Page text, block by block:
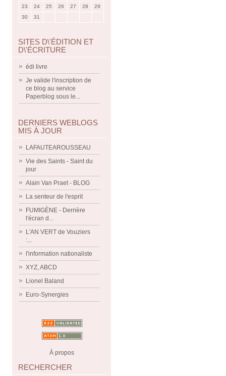
23
24 25 26 27 28
29
30
31
SITES D\'ÉDITION ET
D\'ÉCRITURE
édi livre
Je valide l'inscription de
ce blog au service
Paperblog sous le...
DERNIERS WEBLOGS
MIS À JOUR
LAFAUTEAROUSSEAU
Vie des Saints - Saint du
jour
Alain Van Praet - BLOG
La senteur de l'esprit
FUMIGÈNE - Derrière
l'écran d...
L'AN VERT de Vouziers
:...
l'information nationaliste
XYZ, ABCD
Lionel Baland
Euro-Synergies
À propos
RECHERCHER